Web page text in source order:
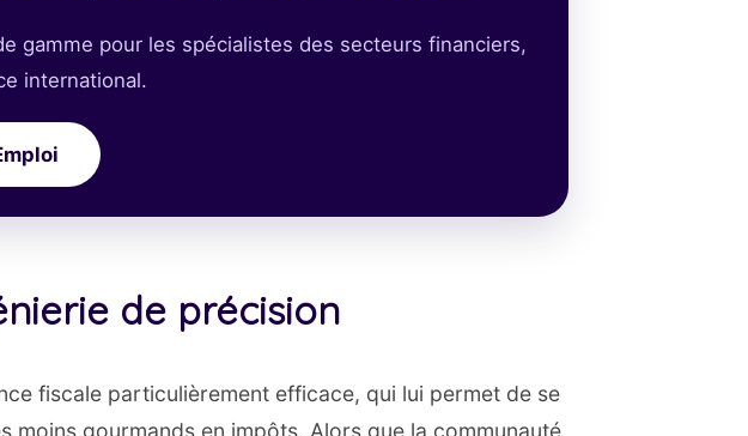
gamme pour les spécialistes des secteurs financiers,
international.
de précision
fiscale particulièrement efficace, qui lui permet de se
moins gourmands en impôts. Alors que la communauté